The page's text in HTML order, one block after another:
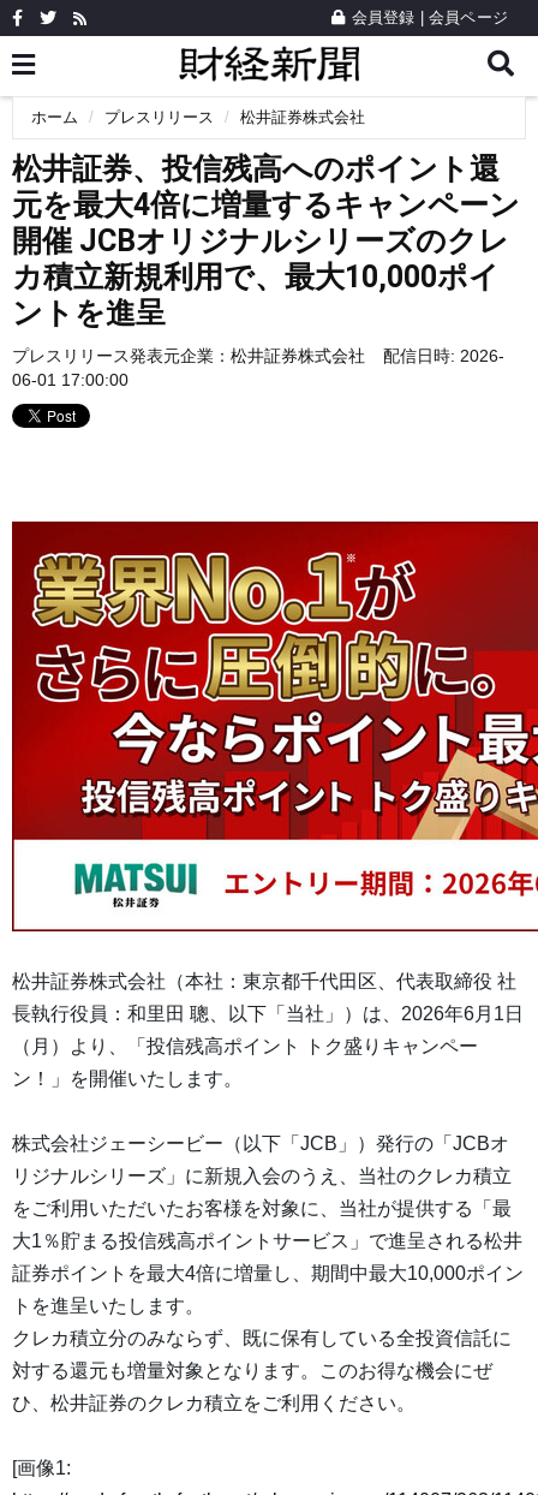
会員登録 会員ページ
ホーム プレスリリース 松井証券株式会社
松井証券、投信残高へのポイント還
元を最大4倍に増量するキャンペーン
開催 JCBオリジナルシリーズのクレ
カ積立新規利用で、最大10,000ポイ
ントを進呈
プレスリリース発表元企業： 松井証券株式会社
配信日時: 2026-
06-01 17:00:00
松井証券株式会社（本社：東京都千代田区、代表取締役 社
長執行役員：和里田 聰、以下「当社」）は、2026年6月1日
（月）より、「投信残高ポイント トク盛りキャンペー
ン！」を開催いたします。
株式会社ジェーシービー（以下「JCB」）発行の「JCBオ
リジナルシリーズ」に新規入会のうえ、当社のクレカ積立
をご利用いただいたお客様を対象に、当社が提供する「最
大1％貯まる投信残高ポイントサービス」で進呈される松井
証券ポイントを最大4倍に増量し、期間中最大10,000ポイン
トを進呈いたします。
クレカ積立分のみならず、既に保有している全投資信託に
対する還元も増量対象となります。このお得な機会にぜ
ひ、松井証券のクレカ積立をご利用ください。
[画像1: